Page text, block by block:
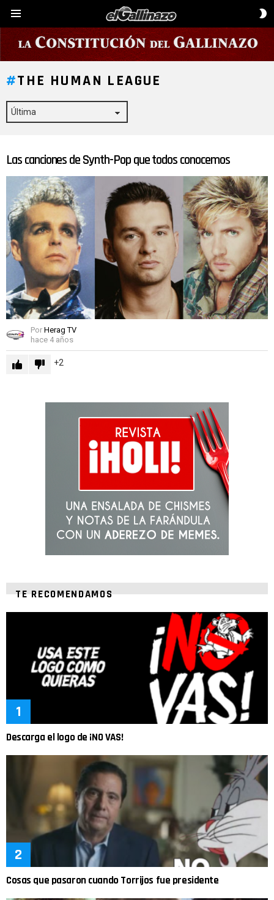
THE HUMAN LEAGUE
ÚLTIMAS
Las canciones de Synth-Pop que todos conocemos
Por Herag TV
hace 4 años
2
TE RECOMENDAMOS
Descarga el logo de ¡NO VAS!
Cosas que pasaron cuando Torrijos fue presidente